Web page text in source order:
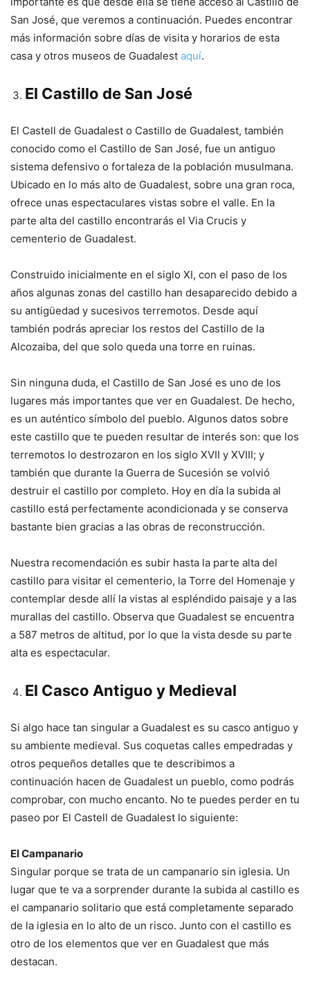
San José, que veremos a continuación. Puedes encontrar
más información sobre días de visita y horarios de esta
casa y otros museos de Guadalest aquí.
El Castillo de San José
El Castell de Guadalest o Castillo de Guadalest, también
conocido como el Castillo de San José, fue un antiguo
sistema defensivo o fortaleza de la población musulmana.
Ubicado en lo más alto de Guadalest, sobre una gran roca,
ofrece unas espectaculares vistas sobre el valle. En la
parte alta del castillo encontrarás el Via Crucis y
cementerio de Guadalest.
Construido inicialmente en el siglo XI, con el paso de los
años algunas zonas del castillo han desaparecido debido a
su antigüedad y sucesivos terremotos. Desde aquí
también podrás apreciar los restos del Castillo de la
Alcozaiba, del que solo queda una torre en ruinas.
Sin ninguna duda, el Castillo de San José es uno de los
lugares más importantes que ver en Guadalest. De hecho,
es un auténtico símbolo del pueblo. Algunos datos sobre
este castillo que te pueden resultar de interés son: que los
terremotos lo destrozaron en los siglo XVII y XVIII; y
también que durante la Guerra de Sucesión se volvió
destruir el castillo por completo. Hoy en día la subida al
castillo está perfectamente acondicionada y se conserva
bastante bien gracias a las obras de reconstrucción.
Nuestra recomendación es subir hasta la parte alta del
castillo para visitar el cementerio, la Torre del Homenaje y
contemplar desde allí la vistas al espléndido paisaje y a las
murallas del castillo. Observa que Guadalest se encuentra
a 587 metros de altitud, por lo que la vista desde su parte
alta es espectacular.
El Casco Antiguo y Medieval
Si algo hace tan singular a Guadalest es su casco antiguo y
su ambiente medieval. Sus coquetas calles empedradas y
otros pequeños detalles que te describimos a
continuación hacen de Guadalest un pueblo, como podrás
comprobar, con mucho encanto. No te puedes perder en tu
paseo por El Castell de Guadalest lo siguiente:
El Campanario
Singular porque se trata de un campanario sin iglesia. Un
lugar que te va a sorprender durante la subida al castillo es
el campanario solitario que está completamente separado
de la iglesia en lo alto de un risco. Junto con el castillo es
otro de los elementos que ver en Guadalest que más
destacan.